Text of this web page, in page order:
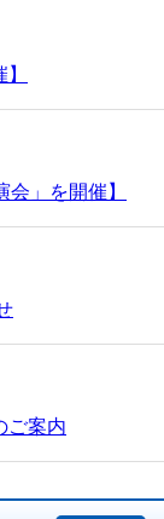
」を開催】
ご案内